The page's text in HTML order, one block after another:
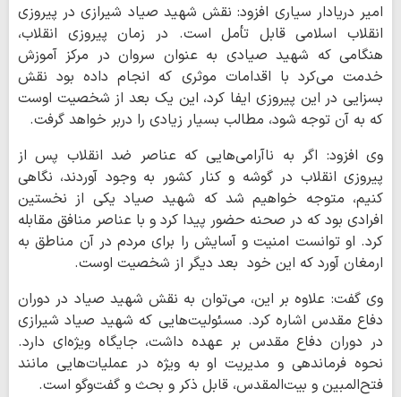
امیر دریادار سیاری افزود: نقش شهید صیاد شیرازی در پیروزی
انقلاب اسلامی قابل تأمل است. در زمان پیروزی انقلاب،
هنگامی که شهید صیادی به عنوان سروان در مرکز آموزش
خدمت می‌کرد با اقدامات موثری که انجام داده بود نقش
بسزایی در این پیروزی ایفا کرد، این یک بعد از شخصیت اوست
که به آن توجه شود، مطالب بسیار زیادی را دربر خواهد گرفت.
وی افزود: اگر به ناآرامی‌هایی که عناصر ضد انقلاب پس از
پیروزی انقلاب در گوشه و کنار کشور به وجود آوردند، نگاهی
کنیم، متوجه خواهیم شد که شهید صیاد یکی از نخستین
افرادی بود که در صحنه حضور پیدا کرد و با عناصر منافق مقابله
کرد. او توانست امنیت و آسایش را برای مردم در آن مناطق به
ارمغان آورد که این خود بعد دیگر از شخصیت اوست.
وی گفت: علاوه بر این، می‌توان به نقش شهید صیاد در دوران
دفاع مقدس اشاره کرد. مسئولیت‌هایی که شهید صیاد شیرازی
در دوران دفاع مقدس بر عهده داشت، جایگاه ویژه‌ای دارد.
نحوه فرماندهی و مدیریت او به ویژه در عملیات‌هایی مانند
فتح‌المبین و بیت‌المقدس، قابل ذکر و بحث و گفت‌وگو است.